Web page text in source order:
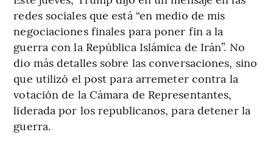
redes sociales que está “en medio de mis
negociaciones finales para poner fin a la
guerra con la República Islámica de Irán”. No
dio más detalles sobre las conversaciones, sino
que utilizó el post para arremeter contra la
votación de la Cámara de Representantes,
liderada por los republicanos, para detener la
guerra.